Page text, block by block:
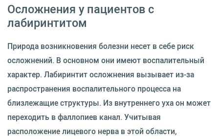
Осложнения у пациентов с
лабиринтитом
Природа возникновения болезни несет в себе риск
осложнений. В основном они имеют воспалительный
характер. Лабиринтит осложнения вызывает из-за
распространения воспалительного процесса на
близлежащие структуры. Из внутреннего уха он может
переходить в фаллопиев канал. Учитывая
расположение лицевого нерва в этой области,